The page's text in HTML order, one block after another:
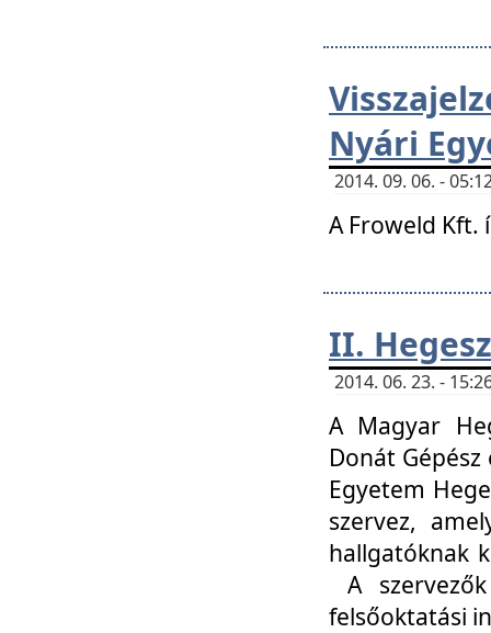
Nyári
2014. 09. 06. -
A Froweld
II.
2014. 06. 23. -
A Magyar
Donát
Egyetem
szervez,
hallgatóknak
A
felsőoktatási